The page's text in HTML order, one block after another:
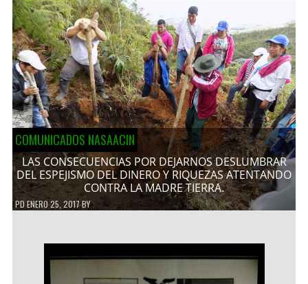
COMUNICADOS NASAACIN
LAS CONSECUENCIAS POR DEJARNOS DESLUMBRAR
DEL ESPEJISMO DEL DINERO Y RIQUEZAS ATENTANDO
CONTRA LA MADRE TIERRA.
PDENERO 25, 2017BY